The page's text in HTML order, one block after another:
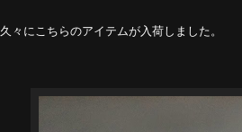
久々にこちらのアイテムが入荷しました。